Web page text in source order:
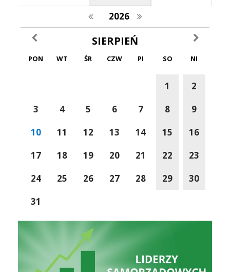
poprzedni rok
2026 następny rok
poprzedni miesiącSIERPIEŃ następny
PON WT ŚR CZW PI SO NI
1
2
3
4 5 6 7 8
9
10
11 12 13 14 15
16
17
18 19 20 21 22
23
24
25 26 27 28 29
30
31